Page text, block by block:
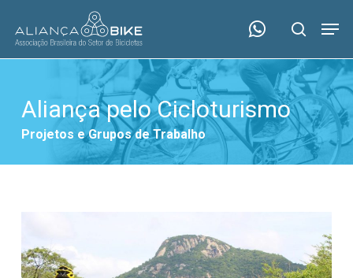
main
search
Aliança pelo Cicloturismo
Projetos e Grupos de Trabalho